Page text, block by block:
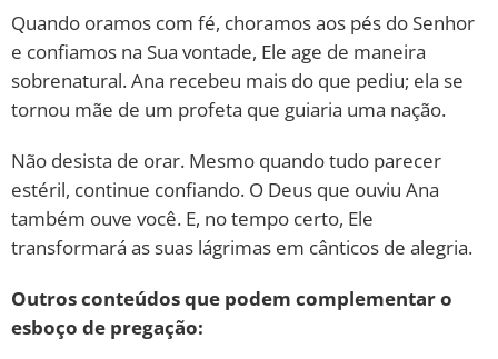
Quando oramos com fé, choramos aos pés do Senhor
e confiamos na Sua vontade, Ele age de maneira
sobrenatural. Ana recebeu mais do que pediu; ela se
tornou mãe de um profeta que guiaria uma nação.
Não desista de orar. Mesmo quando tudo parecer
estéril, continue confiando. O Deus que ouviu Ana
também ouve você. E, no tempo certo, Ele
transformará as suas lágrimas em cânticos de alegria.
Outros conteúdos que podem complementar o
esboço de pregação: